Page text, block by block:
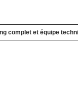
complet et équipe